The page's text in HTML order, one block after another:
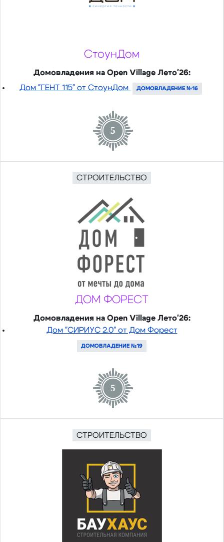
СтоунДом
Домовладения на Open Village Лето'26:
Дом "ГЕНТ 115" от СтоунДом
ДОМОВЛАДЕНИЕ №16
5
СТРОИТЕЛЬСТВО
ДОМ ФОРЕСТ
Домовладения на Open Village Лето'26:
Дом "СИРИУС 2.0" от Дом Форест
ДОМОВЛАДЕНИЕ №19
5
СТРОИТЕЛЬСТВО